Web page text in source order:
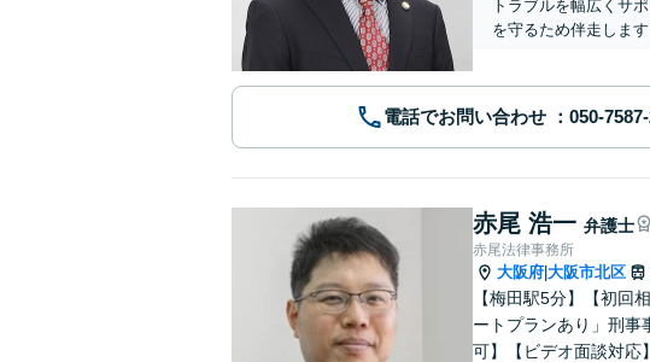
トラブルを幅広くサ
を守るため伴走します
電話でお問い合わせ
赤尾 浩一 弁護士
赤尾法律事務所
大阪府 大阪市北区
【梅田駅5分】【初回
ートプランあり」刑事
可】【ビデオ面談対応】